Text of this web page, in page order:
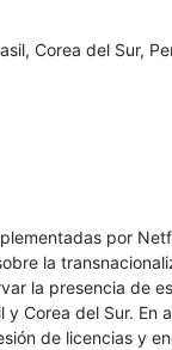
Corea del Sur,
por
la
la presencia de
Corea del Sur. En
de licencias y